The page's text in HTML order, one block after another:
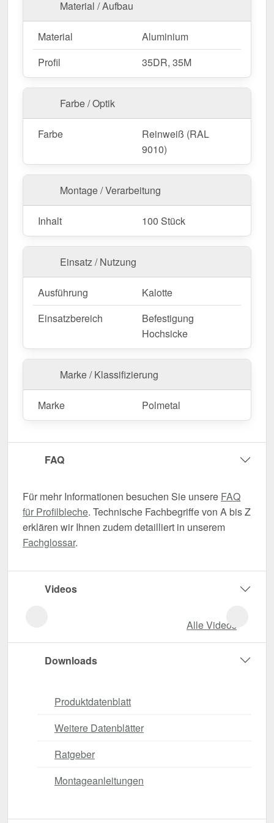
Material / Aufbau
Material
Aluminium
Profil
35DR, 35M
Farbe / Optik
Farbe
Reinweiß (RAL
9010)
Montage / Verarbeitung
Inhalt 100 Stück
Einsatz / Nutzung
Ausführung
Kalotte
Einsatzbereich
Befestigung
Hochsicke
Marke / Klassifizierung
Marke Polmetal
FAQ
Für mehr Informationen besuchen Sie unsere FAQ
für Profilbleche. Technische Fachbegriffe von A bis Z
erklären wir Ihnen zudem detailliert in unserem
Fachglossar.
Videos
Alle Videos
Downloads
Produktdatenblatt
Weitere Datenblätter
Ratgeber
Montageanleitungen